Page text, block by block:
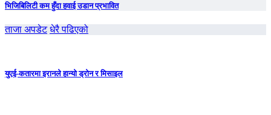
भिजिबिलिटी कम हुँदा हवाई उडान प्रभावित
ताजा अपडेट धेरै पढिएको
युएई-कतारमा इरानले हान्यो ड्रोन र मिसाइल